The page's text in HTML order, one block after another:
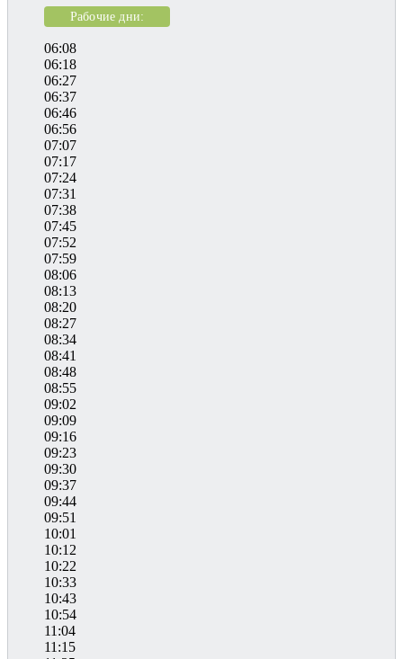
Рабочие дни:
06:08
06:18
06:27
06:37
06:46
06:56
07:07
07:17
07:24
07:31
07:38
07:45
07:52
07:59
08:06
08:13
08:20
08:27
08:34
08:41
08:48
08:55
09:02
09:09
09:16
09:23
09:30
09:37
09:44
09:51
10:01
10:12
10:22
10:33
10:43
10:54
11:04
11:15